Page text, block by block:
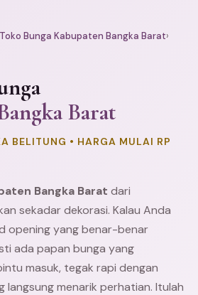
Toko Bunga Kabupaten Bangka Barat›
Barat
BELITUNG • HARGA MULAI RP
Bangka Barat dari
sekadar dekorasi. Kalau Anda
opening yang benar-benar
ada papan bunga yang
masuk, tegak rapi dengan
langsung menarik perhatian. Itulah